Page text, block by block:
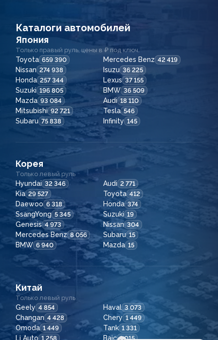
Каталоги автомобилей
Япония
Только правый руль, цены в ₽ под ключ.
Toyota 659 390 Mercedes Benz 42 419
Nissan 274 938 Isuzu 36 225
Honda 257 344 Lexus 37 155
Suzuki 196 805 BMW 36 509
Mazda 93 084 Audi 18 110
Mitsubishi 92 721 Tesla 546
Subaru 75 838 Infinity 145
Корея
Только левый руль
Hyundai 32 346 Audi 2 771
Kia 29 527 Toyota 412
Daewoo 6 318 Honda 374
SsangYong 5 345 Suzuki 19
Genesis 4 973 Nissan 304
Mercedes Benz 8 056 Subaru 15
BMW 6 940 Mazda 15
Китай
Только левый руль
Geely 4 854 Haval 3 073
Changan 4 428 Chery 1 449
Omoda 1 449 Tank 1 331
Li Auto 1 258 Baic 1 015